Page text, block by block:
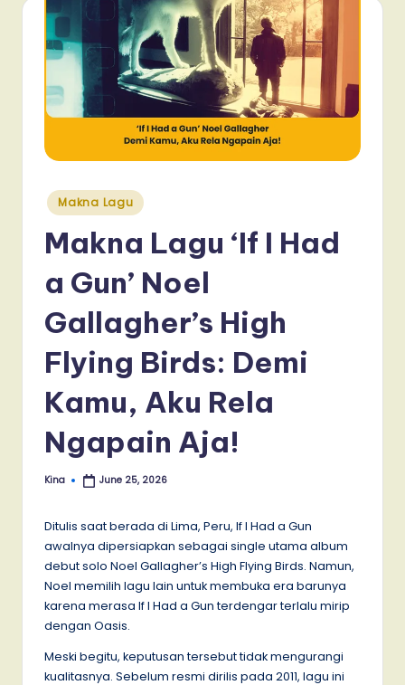
Posted
in
Makna Lagu
Makna Lagu ‘If I Had
a Gun’ Noel
Gallagher’s High
Flying Birds: Demi
Kamu, Aku Rela
Ngapain Aja!
Posted
Kina June 25, 2026
Ditulis saat berada di Lima, Peru, If I Had a Gun
awalnya dipersiapkan sebagai single utama album
debut solo Noel Gallagher’s High Flying Birds. Namun,
Noel memilih lagu lain untuk membuka era barunya
karena merasa If I Had a Gun terdengar terlalu mirip
dengan Oasis.
Meski begitu, keputusan tersebut tidak mengurangi
kualitasnya. Sebelum resmi dirilis pada 2011, lagu ini